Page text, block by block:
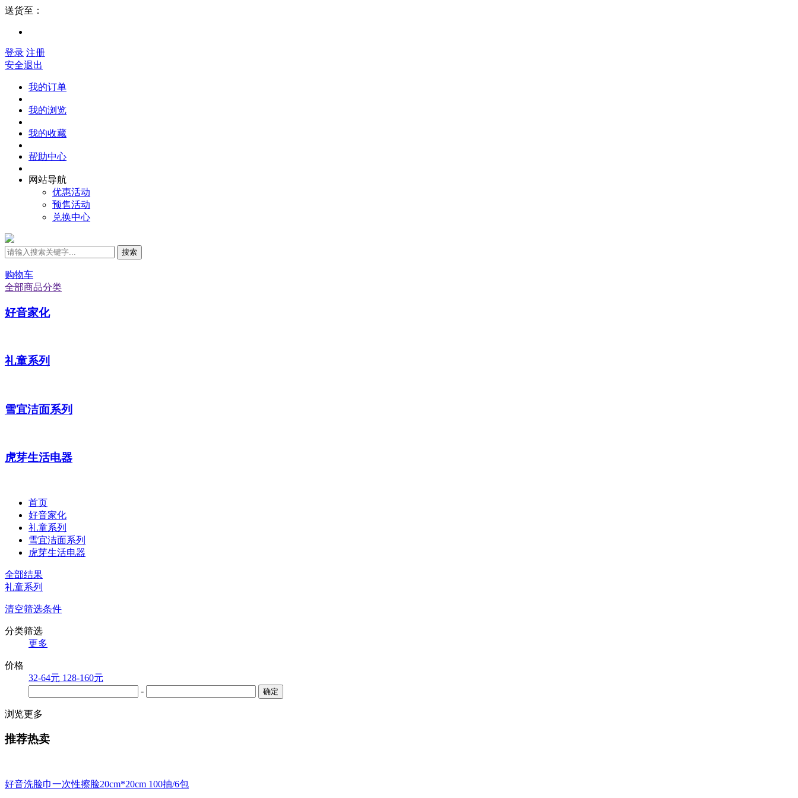
送货至：
登录 注册
安全退出
我的订单
我的浏览
我的收藏
帮助中心
网站导航
优惠活动
预售活动
兑换中心
搜索
购物车
全部商品分类
好音家化
礼童系列
雪宜洁面系列
虎芽生活电器
首页
好音家化
礼童系列
雪宜洁面系列
虎芽生活电器
全部结果
礼童系列
清空筛选条件
分类筛选
更多
价格
32-64元 128-160元
-
浏览更多
推荐热卖
好音洗脸巾一次性擦脸20cm*20cm 100抽/6包